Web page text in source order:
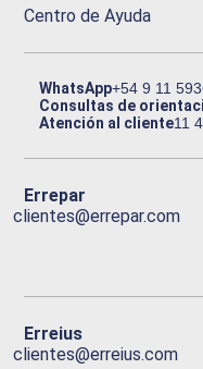
Centro de Ayuda
WhatsApp+54 9 11
Consultas de
Atención al cliente11
Errepar
clientes@errepar.com
Erreius
clientes@erreius.com